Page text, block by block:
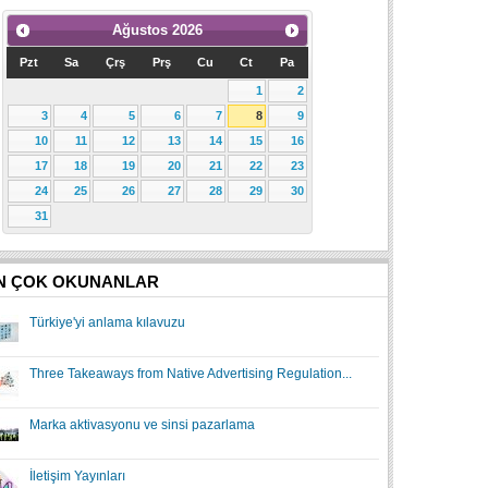
Ağustos 2026
Pzt Sa Çrş Prş Cu Ct Pa
1
2
3
4 5 6 7 8
9
10
11 12 13 14 15
16
17
18 19 20 21 22
23
24
25 26 27 28 29
30
31
ÇOK OKUNANLAR
Türkiye'yi anlama kılavuzu
Three Takeaways from Native Advertising Regulation...
Marka aktivasyonu ve sinsi pazarlama
İletişim Yayınları